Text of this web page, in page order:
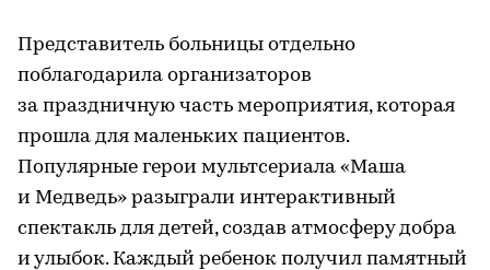
Представитель больницы отдельно
поблагодарила организаторов
за праздничную часть мероприятия, которая
прошла для маленьких пациентов.
Популярные герои мультсериала «Маша
и Медведь» разыграли интерактивный
спектакль для детей, создав атмосферу добра
и улыбок. Каждый ребенок получил памятный